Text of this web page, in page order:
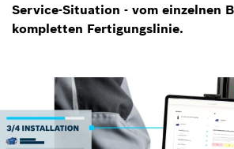
Service-Situation - vom einzelnen
kompletten Fertigungslinie.